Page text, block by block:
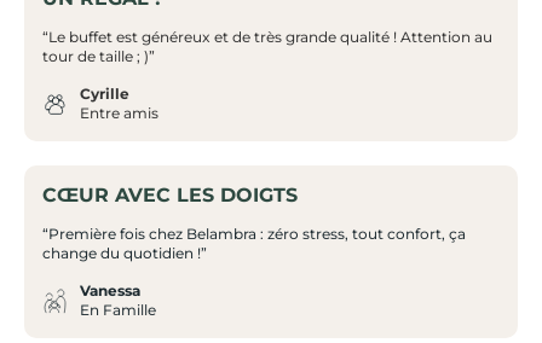
“Le buffet est généreux et de très grande qualité ! Attention au
tour de taille ; )”
Cyrille
Entre amis
CŒUR AVEC LES DOIGTS
“Première fois chez Belambra : zéro stress, tout confort, ça
change du quotidien !”
Vanessa
En Famille